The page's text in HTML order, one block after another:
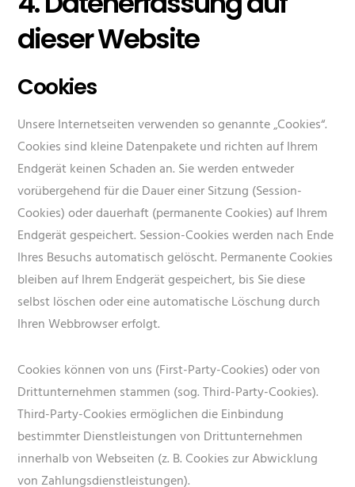
dieser Website
Cookies
Unsere Internetseiten verwenden so genannte „Cookies“.
Cookies sind kleine Datenpakete und richten auf Ihrem
Endgerät keinen Schaden an. Sie werden entweder
vorübergehend für die Dauer einer Sitzung (Session-
Cookies) oder dauerhaft (permanente Cookies) auf Ihrem
Endgerät gespeichert. Session-Cookies werden nach Ende
Ihres Besuchs automatisch gelöscht. Permanente Cookies
bleiben auf Ihrem Endgerät gespeichert, bis Sie diese
selbst löschen oder eine automatische Löschung durch
Ihren Webbrowser erfolgt.
Cookies können von uns (First-Party-Cookies) oder von
Drittunternehmen stammen (sog. Third-Party-Cookies).
Third-Party-Cookies ermöglichen die Einbindung
bestimmter Dienstleistungen von Drittunternehmen
innerhalb von Webseiten (z. B. Cookies zur Abwicklung
von Zahlungsdienstleistungen).